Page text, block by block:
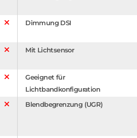
Dimmung DSI
Mit Lichtsensor
Geeignet für
Lichtbandkonfiguration
Blendbegrenzung (UGR)